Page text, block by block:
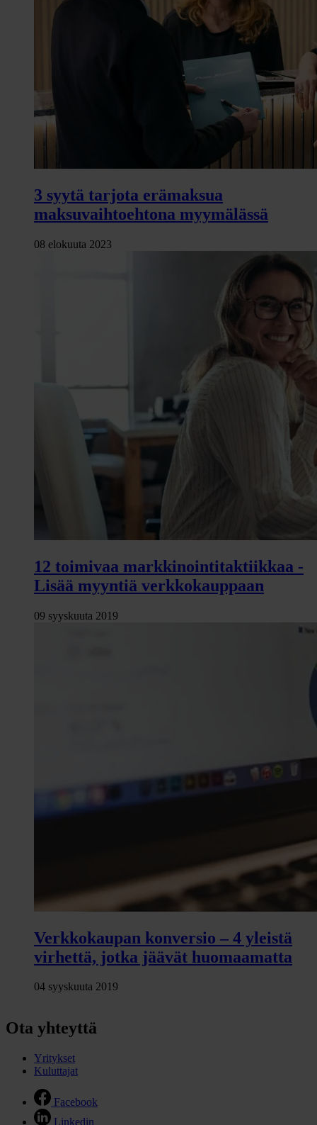
3 syytä tarjota erämaksua
maksuvaihtoehtona myymälässä
08 elokuuta 2023
12 toimivaa markkinointitaktiikkaa -
Lisää myyntiä verkkokauppaan
09 syyskuuta 2019
Verkkokaupan konversio – 4 yleistä
virhettä, jotka jäävät huomaamatta
04 syyskuuta 2019
Ota yhteyttä
Yritykset
Kuluttajat
Facebook
Linkedin